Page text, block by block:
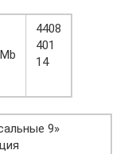
4408
401
14
9»